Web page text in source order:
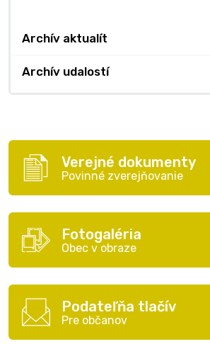
Archív aktualít
Archív udalostí
Verejné dokumenty
Povinné zverejňovanie
Fotogaléria
Obec v obraze
Podateľňa tlačív
Pre občanov